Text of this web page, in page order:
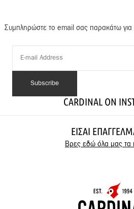
Συμπληρώστε το email σας παρακάτω για
CARDINAL ON
ΕΊΣΑΙ
Βρες εδώ όλα μας τα